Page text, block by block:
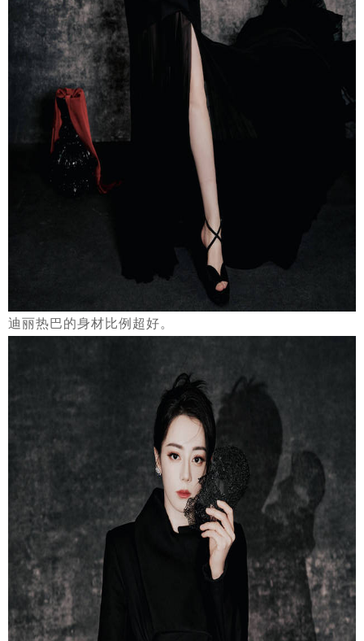
迪丽热巴的身材比例超好。